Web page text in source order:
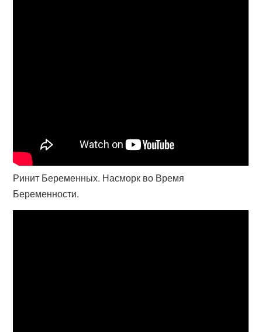
Ринит Беременных. Насморк во Время
Беременности.